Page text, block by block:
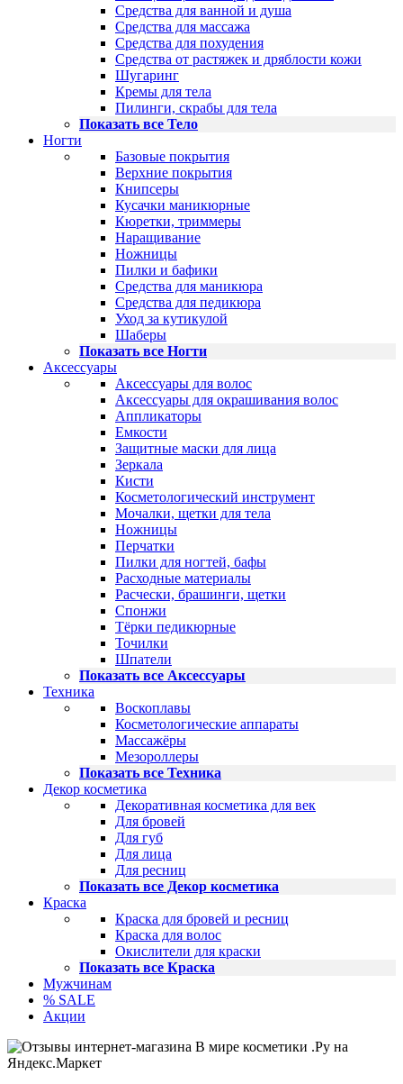
Средства для ванной и душа
Средства для массажа
Средства для похудения
Средства от растяжек и дряблости кожи
Шугаринг
Кремы для тела
Пилинги, скрабы для тела
Показать все Тело
Ногти
Базовые покрытия
Верхние покрытия
Книпсеры
Кусачки маникюрные
Кюретки, триммеры
Наращивание
Ножницы
Пилки и бафики
Средства для маникюра
Средства для педикюра
Уход за кутикулой
Шаберы
Показать все Ногти
Аксессуары
Аксессуары для волос
Аксессуары для окрашивания волос
Аппликаторы
Емкости
Защитные маски для лица
Зеркала
Кисти
Косметологический инструмент
Мочалки, щетки для тела
Ножницы
Перчатки
Пилки для ногтей, бафы
Расходные материалы
Расчески, брашинги, щетки
Спонжи
Тёрки педикюрные
Точилки
Шпатели
Показать все Аксессуары
Техника
Воскоплавы
Косметологические аппараты
Массажёры
Мезороллеры
Показать все Техника
Декор косметика
Декоративная косметика для век
Для бровей
Для губ
Для лица
Для ресниц
Показать все Декор косметика
Краска
Краска для бровей и ресниц
Краска для волос
Окислители для краски
Показать все Краска
Мужчинам
% SALE
Акции